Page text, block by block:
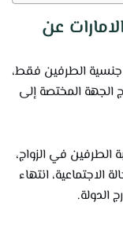
عن
جنسية الطرفين فقط،
الجهة المختصة إلى
الطرفين في الزواج،
الاجتماعية، انتهاء
الدولة.